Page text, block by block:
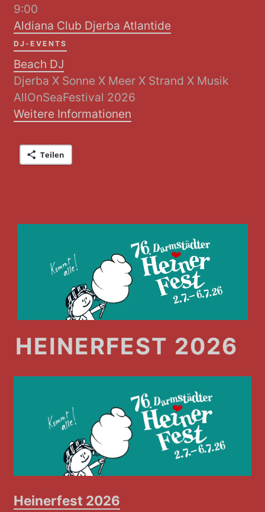
9:00
Aldiana Club Djerba Atlantide
DJ-EVENTS
Beach DJ
Djerba X Sonne X Meer X Strand X Musik
AllOnSeaFestival 2026
Weitere Informationen
Teilen
HEINERFEST 2026
Heinerfest 2026